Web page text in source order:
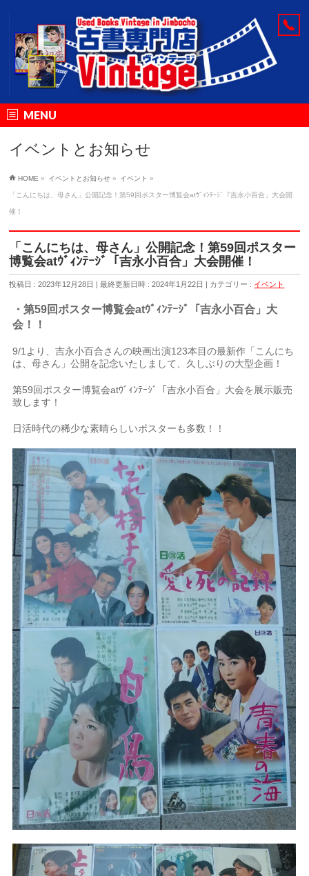
MENU
イベントとお知らせ
HOME » イベントとお知らせ » イベント »
「こんにちは、母さん」公開記念！第59回ポスター博覧会atｳﾞｨﾝﾃｰｼﾞ「吉永小百合」大会開
催！
「こんにちは、母さん」公開記念！第59回ポスター
博覧会atｳﾞｨﾝﾃｰｼﾞ「吉永小百合」大会開催！
投稿日 : 2023年12月28日 最終更新日時 : 2024年1月22日 カテゴリー : イベント
・第59回ポスター博覧会atｳﾞｨﾝﾃｰｼﾞ「吉永小百合」大
会 ！ ！
9/1より、吉永小百合さんの映画出演123本目の最新作「こんにち
は、母さん」公開を記念いたしまして、久しぶりの大型企画！
第59回ポスター博覧会atｳﾞｨﾝﾃｰｼﾞ「吉永小百合」大会を展示販売
致します！
日活時代の稀少な素晴らしいポスターも多数！！